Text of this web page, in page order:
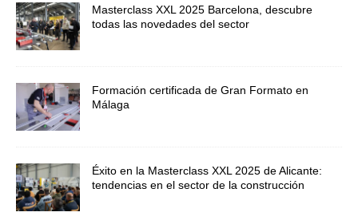
Masterclass XXL 2025 Barcelona, descubre
todas las novedades del sector
Formación certificada de Gran Formato en
Málaga
Éxito en la Masterclass XXL 2025 de Alicante:
tendencias en el sector de la construcción